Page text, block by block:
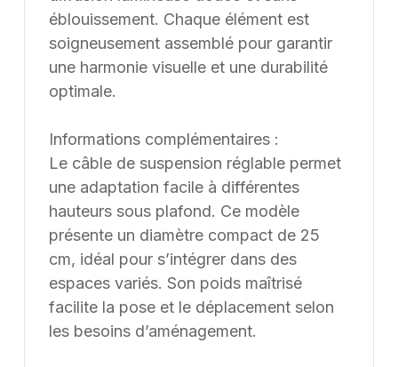
éblouissement. Chaque élément est
soigneusement assemblé pour garantir
une harmonie visuelle et une durabilité
optimale.
Informations complémentaires :
Le câble de suspension réglable permet
une adaptation facile à différentes
hauteurs sous plafond. Ce modèle
présente un diamètre compact de 25
cm, idéal pour s’intégrer dans des
espaces variés. Son poids maîtrisé
facilite la pose et le déplacement selon
les besoins d’aménagement.